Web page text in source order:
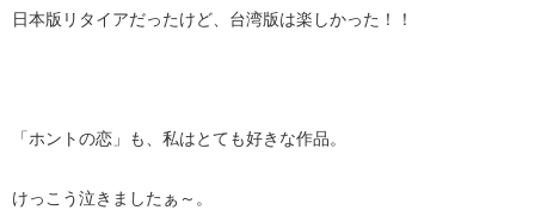
日本版リタイアだったけど、台湾版は楽しかった！！
「ホントの恋」も、私はとても好きな作品。
けっこう泣きましたぁ～。